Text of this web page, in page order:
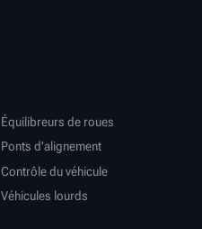
Équilibreurs de roues
Ponts d'alignement
Contrôle du véhicule
Véhicules lourds